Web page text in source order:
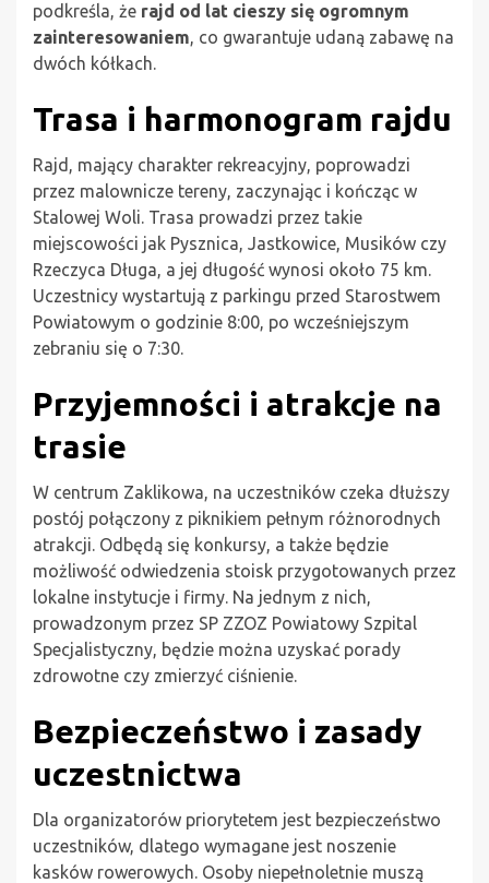
podkreśla, że rajd od lat cieszy się ogromnym
zainteresowaniem, co gwarantuje udaną zabawę na
dwóch kółkach.
Trasa i harmonogram rajdu
Rajd, mający charakter rekreacyjny, poprowadzi
przez malownicze tereny, zaczynając i kończąc w
Stalowej Woli. Trasa prowadzi przez takie
miejscowości jak Pysznica, Jastkowice, Musików czy
Rzeczyca Długa, a jej długość wynosi około 75 km.
Uczestnicy wystartują z parkingu przed Starostwem
Powiatowym o godzinie 8:00, po wcześniejszym
zebraniu się o 7:30.
Przyjemności i atrakcje na
trasie
W centrum Zaklikowa, na uczestników czeka dłuższy
postój połączony z piknikiem pełnym różnorodnych
atrakcji. Odbędą się konkursy, a także będzie
możliwość odwiedzenia stoisk przygotowanych przez
lokalne instytucje i firmy. Na jednym z nich,
prowadzonym przez SP ZZOZ Powiatowy Szpital
Specjalistyczny, będzie można uzyskać porady
zdrowotne czy zmierzyć ciśnienie.
Bezpieczeństwo i zasady
uczestnictwa
Dla organizatorów priorytetem jest bezpieczeństwo
uczestników, dlatego wymagane jest noszenie
kasków rowerowych. Osoby niepełnoletnie muszą